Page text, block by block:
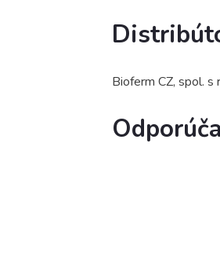
Bioferm CZ, spol.